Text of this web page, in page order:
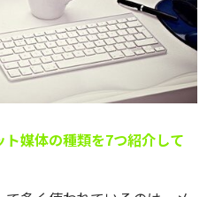
媒体の種類を7つ紹介して